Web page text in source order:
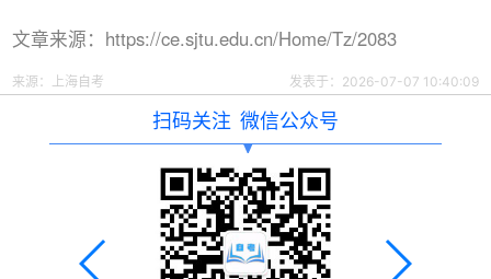
文章来源：https://ce.sjtu.edu.cn/Home/Tz/2083
来源： 上海自考 发表于：2026-07-07 10:40:09
扫码关注 微信公众号